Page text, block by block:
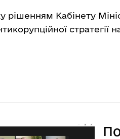
рішенням Кабінету
стратегії